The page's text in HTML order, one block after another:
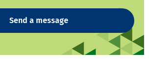
Send a message